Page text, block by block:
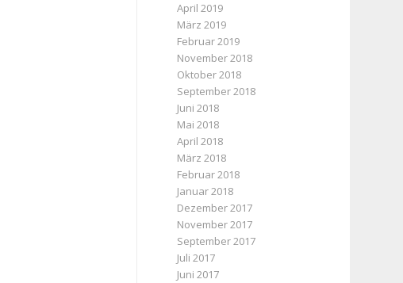
April 2019
März 2019
Februar 2019
November 2018
Oktober 2018
September 2018
Juni 2018
Mai 2018
April 2018
März 2018
Februar 2018
Januar 2018
Dezember 2017
November 2017
September 2017
Juli 2017
Juni 2017